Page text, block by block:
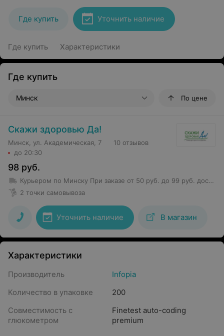
Где купить Уточнить наличие
Где купить Характеристики
Где купить
Минск По цене
Скажи здоровью Да!
Минск, ул. Академическая, 7
до 20:30
10 отзывов
98 руб.
Курьером по Минску При заказе от 50 руб. до 99 руб. доставка 6 руб.
2 точки самовывоза
Уточнить наличие В магазин
Характеристики
Производитель
Infopia
Количество в упаковке
200
Совместимость с
глюкометром
Finetest auto-coding
premium